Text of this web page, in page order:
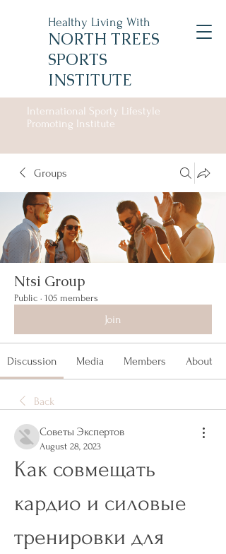
Healthy Living With
NORTH TREES
SPORTS
INSTITUTE
International Sporty Lifestyle
Promoting Institute
Groups
Ntsi Group
Public · 105 members
Join
Discussion Media Members About
Back
Советы Экспертов
August 28, 2023
Как совмещать
кардио и силовые
тренировки для